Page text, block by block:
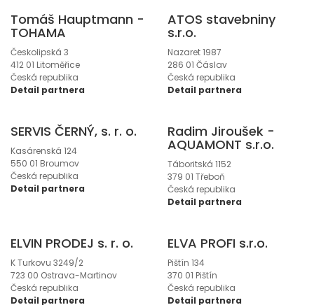
Tomáš Hauptmann -
TOHAMA
Českolipská 3
412 01 Litoměřice
Česká republika
Detail partnera
ATOS stavebniny
s.r.o.
Nazaret 1987
286 01 Čáslav
Česká republika
Detail partnera
SERVIS ČERNÝ, s. r. o.
Kasárenská 124
550 01 Broumov
Česká republika
Detail partnera
Radim Jiroušek -
AQUAMONT s.r.o.
Táboritská 1152
379 01 Třeboň
Česká republika
Detail partnera
ELVIN PRODEJ s. r. o.
K Turkovu 3249/2
723 00 Ostrava-Martinov
Česká republika
Detail partnera
ELVA PROFI s.r.o.
Pištín 134
370 01 Pištín
Česká republika
Detail partnera